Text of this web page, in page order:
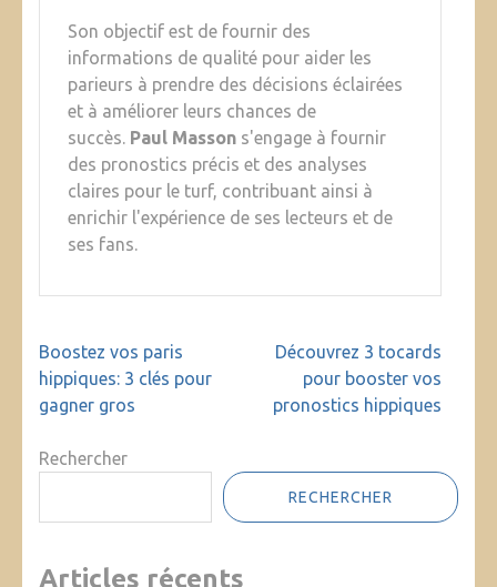
Son objectif est de fournir des
informations de qualité pour aider les
parieurs à prendre des décisions éclairées
et à améliorer leurs chances de
succès. Paul Masson s'engage à fournir
des pronostics précis et des analyses
claires pour le turf, contribuant ainsi à
enrichir l'expérience de ses lecteurs et de
ses fans.
Navigation
de
l’article
Boostez vos paris
hippiques: 3 clés pour
gagner gros
Découvrez 3 tocards
pour booster vos
pronostics hippiques
Rechercher
RECHERCHER
Articles récents